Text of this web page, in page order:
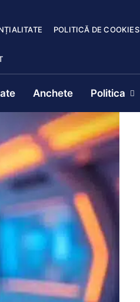
POLITICĂ DE COOKIES
Anchete Politica